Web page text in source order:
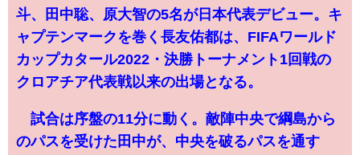
斗、田中聡、原大智の5名が日本代表デビュー。キ
ャプテンマークを巻く長友佑都は、FIFAワールド
カップカタール2022・決勝トーナメント1回戦の
クロアチア代表戦以来の出場となる。
試合は序盤の11分に動く。敵陣中央で綱島から
のパスを受けた田中が、中央を破るパスを通す